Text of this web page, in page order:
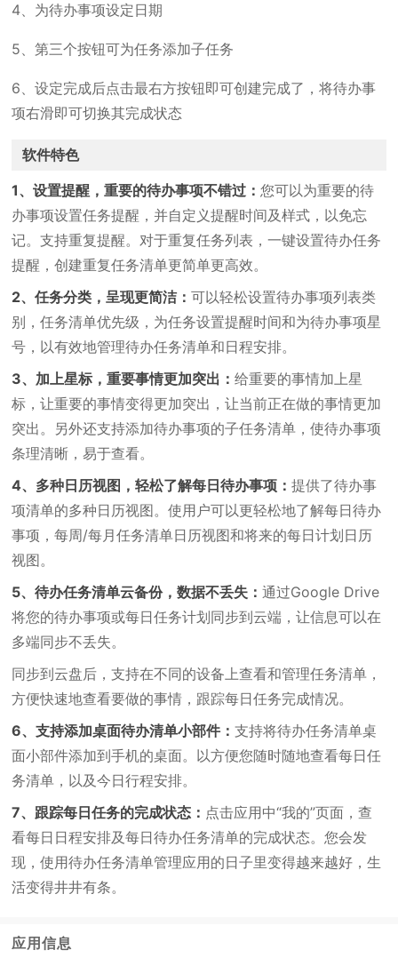
4、为待办事项设定日期
5、第三个按钮可为任务添加子任务
6、设定完成后点击最右方按钮即可创建完成了，将待办事
项右滑即可切换其完成状态
软件特色
1、设置提醒，重要的待办事项不错过：您可以为重要的待
办事项设置任务提醒，并自定义提醒时间及样式，以免忘
记。支持重复提醒。对于重复任务列表，一键设置待办任务
提醒，创建重复任务清单更简单更高效。
2、任务分类，呈现更简洁：可以轻松设置待办事项列表类
别，任务清单优先级，为任务设置提醒时间和为待办事项星
号，以有效地管理待办任务清单和日程安排。
3、加上星标，重要事情更加突出：给重要的事情加上星
标，让重要的事情变得更加突出，让当前正在做的事情更加
突出。另外还支持添加待办事项的子任务清单，使待办事项
条理清晰，易于查看。
4、多种日历视图，轻松了解每日待办事项：提供了待办事
项清单的多种日历视图。使用户可以更轻松地了解每日待办
事项，每周/每月任务清单日历视图和将来的每日计划日历
视图。
5、待办任务清单云备份，数据不丢失：通过Google Drive
将您的待办事项或每日任务计划同步到云端，让信息可以在
多端同步不丢失。
同步到云盘后，支持在不同的设备上查看和管理任务清单，
方便快速地查看要做的事情，跟踪每日任务完成情况。
6、支持添加桌面待办清单小部件：支持将待办任务清单桌
面小部件添加到手机的桌面。以方便您随时随地查看每日任
务清单，以及今日行程安排。
7、跟踪每日任务的完成状态： 点击应用中“我的”页面，查
看每日日程安排及每日待办任务清单的完成状态。您会发
现，使用待办任务清单管理应用的日子里变得越来越好，生
活变得井井有条。
应用信息